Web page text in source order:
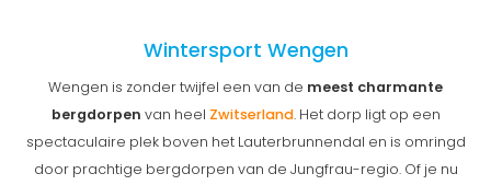
Wintersport Wengen
Wengen is zonder twijfel een van de meest charmante
bergdorpen van heel Zwitserland. Het dorp ligt op een
spectaculaire plek boven het Lauterbrunnendal en is omringd
door prachtige bergdorpen van de Jungfrau-regio. Of je nu